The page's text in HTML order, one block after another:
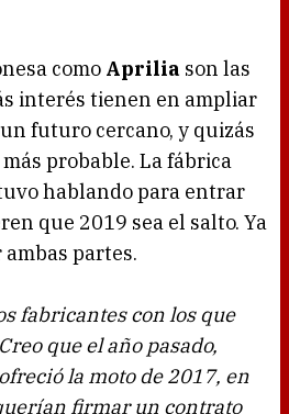
como Aprilia son las
interés tienen en ampliar
futuro cercano, y quizás
probable. La fábrica
hablando para entrar
que 2019 sea el salto. Ya
partes.
fabricantes con los que
que el año pasado,
la moto de 2017, en
firmar un contrato